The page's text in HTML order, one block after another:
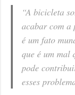
“A bicicleta
acabar com
é um fato
que é um mal
pode
esses